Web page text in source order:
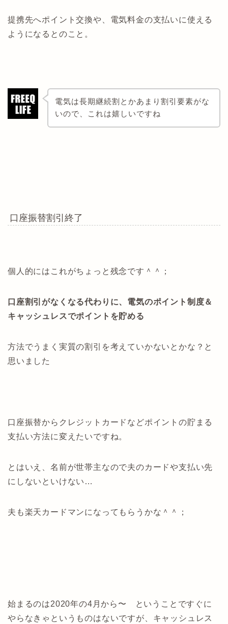
提携先へポイント交換や、電気料金の支払いに使える
ようになるとのこと。
電気は長期継続割とかあまり割引要素がな
いので、これは嬉しいですね
口座振替割引終了
個人的にはこれがちょっと残念です＾＾；
口座割引がなくなる代わりに、電気のポイント制度＆
キャッシュレスでポイントを貯める
方法でうまく実質の割引を考えていかないとかな？と
思いました
口座振替からクレジットカードなどポイントの貯まる
支払い方法に変えたいですね。
とはいえ、名前が世帯主なので夫のカードや支払い先
にしないといけない…
夫も楽天カードマンになってもらうかな＾＾；
始まるのは2020年の4月から〜 ということですぐに
やらなきゃというものはないですが、キャッシュレス